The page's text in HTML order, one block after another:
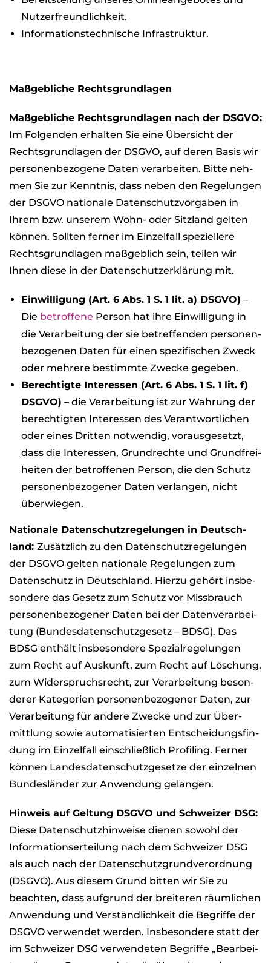
Nut­zer­freund­lich­keit.
Infor­ma­ti­ons­tech­ni­sche Infra­struk­tur.
Maß­geb­li­che Rechts­grund­la­gen
Maß­geb­li­che Rechts­grund­la­gen nach der DSGVO:
Im Fol­gen­den erhal­ten Sie eine Über­sicht der
Rechts­grund­la­gen der DSGVO, auf deren Basis wir
per­so­nen­be­zo­gene Daten ver­ar­bei­ten. Bitte neh­
men Sie zur Kennt­nis, dass neben den Rege­lun­gen
der DSGVO natio­nale Daten­schutz­vor­ga­ben in
Ihrem bzw. unse­rem Wohn- oder Sitz­land gel­ten
kön­nen. Soll­ten fer­ner im Ein­zel­fall spe­zi­el­lere
Rechts­grund­la­gen maß­geb­lich sein, tei­len wir
Ihnen diese in der Daten­schutz­er­klä­rung mit.
Ein­wil­li­gung (Art. 6 Abs. 1 S. 1 lit. a) DSGVO) –
Die betrof­fene Per­son hat ihre Ein­wil­li­gung in
die Ver­ar­bei­tung der sie betref­fen­den per­so­nen­
be­zo­ge­nen Daten für einen spe­zi­fi­schen Zweck
oder meh­rere bestimmte Zwe­cke gege­ben.
Berech­tigte Inter­es­sen (Art. 6 Abs. 1 S. 1 lit. f)
DSGVO) – die Ver­ar­bei­tung ist zur Wah­rung der
berech­tig­ten Inter­es­sen des Ver­ant­wort­li­chen
oder eines Drit­ten not­wen­dig, vor­aus­ge­setzt,
dass die Inter­es­sen, Grund­rechte und Grund­frei­
hei­ten der betrof­fe­nen Per­son, die den Schutz
per­so­nen­be­zo­ge­ner Daten ver­lan­gen, nicht
über­wie­gen.
Natio­nale Daten­schutz­re­ge­lun­gen in Deutsch­
land: Zusätz­lich zu den Daten­schutz­re­ge­lun­gen
der DSGVO gel­ten natio­nale Rege­lun­gen zum
Daten­schutz in Deutsch­land. Hierzu gehört ins­be­
son­dere das Gesetz zum Schutz vor Miss­brauch
per­so­nen­be­zo­ge­ner Daten bei der Daten­ver­ar­bei­
tung (Bun­des­da­ten­schutz­ge­setz – BDSG). Das
BDSG ent­hält ins­be­son­dere Spe­zi­al­re­ge­lun­gen
zum Recht auf Aus­kunft, zum Recht auf Löschung,
zum Wider­spruchs­recht, zur Ver­ar­bei­tung beson­
de­rer Kate­go­rien per­so­nen­be­zo­ge­ner Daten, zur
Ver­ar­bei­tung für andere Zwe­cke und zur Über­
mitt­lung sowie auto­ma­ti­sier­ten Ent­schei­dungs­fin­
dung im Ein­zel­fall ein­schließ­lich Pro­fil­ing. Fer­ner
kön­nen Lan­des­da­ten­schutz­ge­setze der ein­zel­nen
Bun­des­län­der zur Anwen­dung gelan­gen.
Hin­weis auf Gel­tung DSGVO und Schwei­zer DSG:
Diese Daten­schutz­hin­weise die­nen sowohl der
Infor­ma­ti­ons­er­tei­lung nach dem Schwei­zer DSG
als auch nach der Daten­schutz­grund­ver­ord­nung
(DSGVO). Aus die­sem Grund bit­ten wir Sie zu
beach­ten, dass auf­grund der brei­te­ren räum­li­chen
Anwen­dung und Ver­ständ­lich­keit die Begriffe der
DSGVO ver­wen­det wer­den. Ins­be­son­dere statt der
im Schwei­zer DSG ver­wen­de­ten Begriffe „Bear­bei­